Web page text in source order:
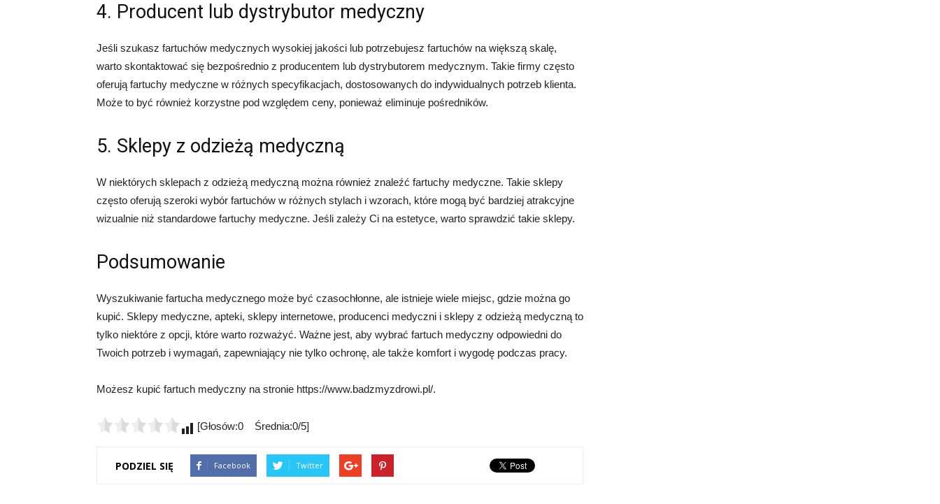
4. Producent lub dystrybutor medyczny
Jeśli szukasz fartuchów medycznych wysokiej jakości lub potrzebujesz fartuchów na większą skalę,
warto skontaktować się bezpośrednio z producentem lub dystrybutorem medycznym. Takie firmy często
oferują fartuchy medyczne w różnych specyfikacjach, dostosowanych do indywidualnych potrzeb klienta.
Może to być również korzystne pod względem ceny, ponieważ eliminuje pośredników.
5. Sklepy z odzieżą medyczną
W niektórych sklepach z odzieżą medyczną można również znaleźć fartuchy medyczne. Takie sklepy
często oferują szeroki wybór fartuchów w różnych stylach i wzorach, które mogą być bardziej atrakcyjne
wizualnie niż standardowe fartuchy medyczne. Jeśli zależy Ci na estetyce, warto sprawdzić takie sklepy.
Podsumowanie
Wyszukiwanie fartucha medycznego może być czasochłonne, ale istnieje wiele miejsc, gdzie można go
kupić. Sklepy medyczne, apteki, sklepy internetowe, producenci medyczni i sklepy z odzieżą medyczną to
tylko niektóre z opcji, które warto rozważyć. Ważne jest, aby wybrać fartuch medyczny odpowiedni do
Twoich potrzeb i wymagań, zapewniający nie tylko ochronę, ale także komfort i wygodę podczas pracy.
Możesz kupić fartuch medyczny na stronie https://www.badzmyzdrowi.pl/.
[Głosów:0 Średnia:0/5]
PODZIEL SIĘ Facebook Twitter